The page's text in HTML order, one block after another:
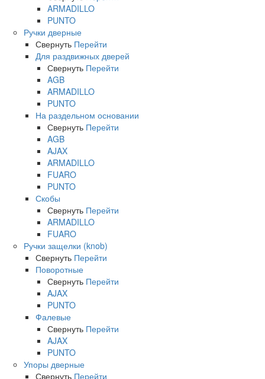
ARMADILLO
PUNTO
Ручки дверные
Свернуть Перейти
Для раздвижных дверей
Свернуть Перейти
AGB
ARMADILLO
PUNTO
На раздельном основании
Свернуть Перейти
AGB
AJAX
ARMADILLO
FUARO
PUNTO
Скобы
Свернуть Перейти
ARMADILLO
FUARO
Ручки защелки (knob)
Свернуть Перейти
Поворотные
Свернуть Перейти
AJAX
PUNTO
Фалевые
Свернуть Перейти
AJAX
PUNTO
Упоры дверные
Свернуть Перейти